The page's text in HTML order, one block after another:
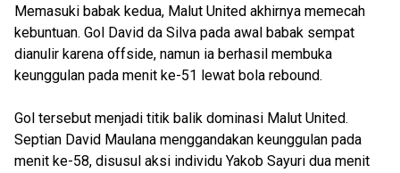
Memasuki babak kedua, Malut United akhirnya memecah
kebuntuan. Gol David da Silva pada awal babak sempat
dianulir karena offside, namun ia berhasil membuka
keunggulan pada menit ke-51 lewat bola rebound.
Gol tersebut menjadi titik balik dominasi Malut United.
Septian David Maulana menggandakan keunggulan pada
menit ke-58, disusul aksi individu Yakob Sayuri dua menit